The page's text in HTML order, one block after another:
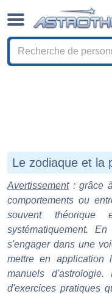
Le zodiaque et la
Avertissement: grâce à
comportements ou
souvent
systématiquement.
s'engager dans une
mettre en application
manuels
d'exercices pratiques